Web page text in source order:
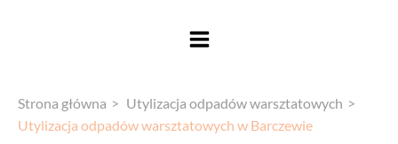
Strona główna
Utylizacja odpadów warsztatowych
Utylizacja odpadów warsztatowych w Barczewie